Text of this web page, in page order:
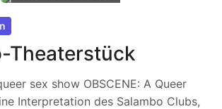
Theaterstück
sex show OBSCENE: A Queer
Interpretation des Salambo Clubs,